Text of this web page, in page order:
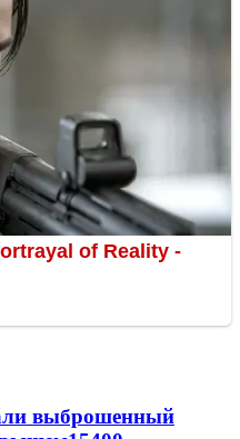
выброшенный